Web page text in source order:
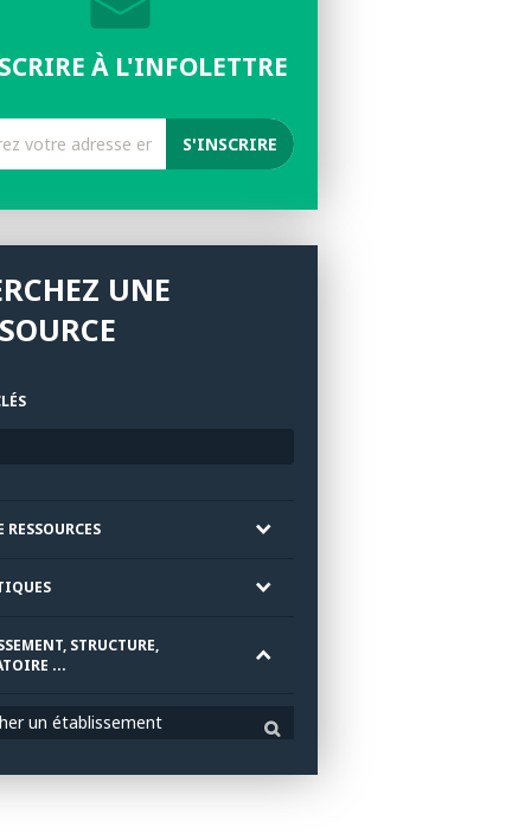
À L'INFOLETTRE
UNE
RESSOURCES
STRUCTURE,
...
un établissement